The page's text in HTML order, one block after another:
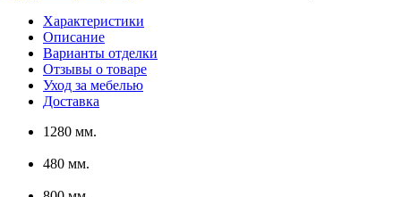
Характеристики
Описание
Варианты отделки
Отзывы о товаре
Уход за мебелью
Доставка
1280 мм.
480 мм.